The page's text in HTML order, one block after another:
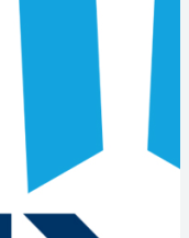
olarak POLY CERT’e
tarafımıza
sonrasında sınav günü